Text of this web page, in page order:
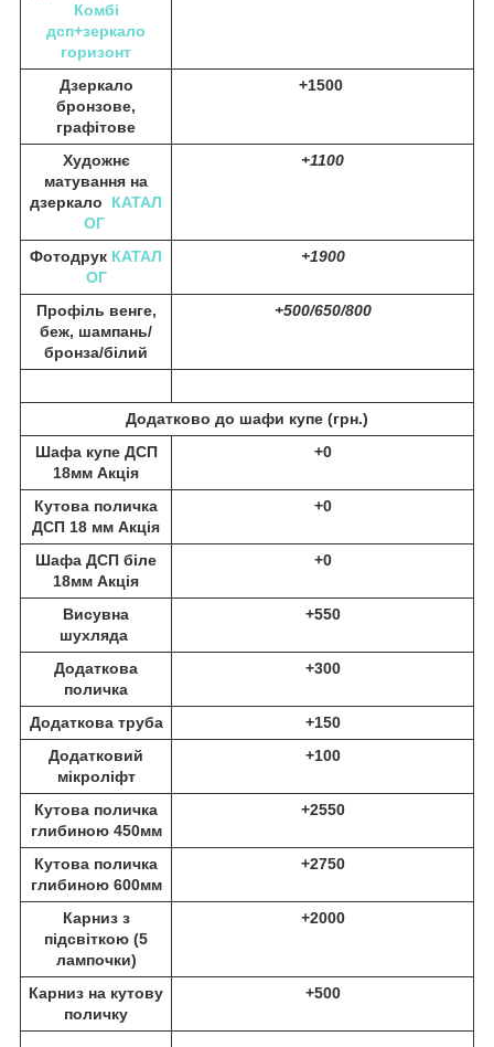
Комбі
дсп+зеркало
горизонт
Дзеркало
бронзове,
графітове
+1500
Художнє
матування на
дзеркало КАТАЛ
ОГ
+1100
Фотодрук КАТАЛ
ОГ
+1900
Профіль венге,
беж, шампань/
бронза/білий
+500/650/800
Додатково до шафи купе (грн.)
Шафа купе ДСП
18мм Акція
+0
Кутова поличка
ДСП 18 мм Акція
+0
Шафа ДСП біле
18мм Акція
+0
Висувна
шухляда
+550
Додаткова
поличка
+300
Додаткова труба
+150
Додатковий
мікроліфт
+100
Кутова поличка
глибиною 450мм
+2550
Кутова поличка
глибиною 600мм
+2750
Карниз з
підсвіткою (5
лампочки)
+2000
Карниз на кутову
поличку
+500